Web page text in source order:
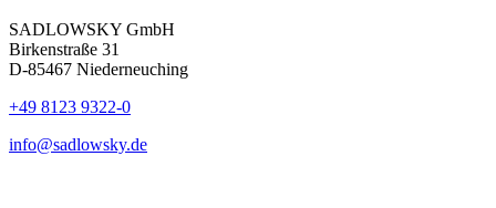
SADLOWSKY GmbH
Birkenstraße 31
D-85467 Niederneuching
+49 8123 9322-0
info@sadlowsky.de